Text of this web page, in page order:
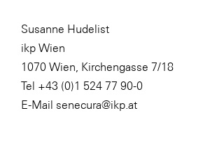
Susanne Hudelist
ikp Wien
1070 Wien, Kirchengasse 7/18
Tel +43 (0)1 524 77 90-0
E-Mail senecura@ikp.at